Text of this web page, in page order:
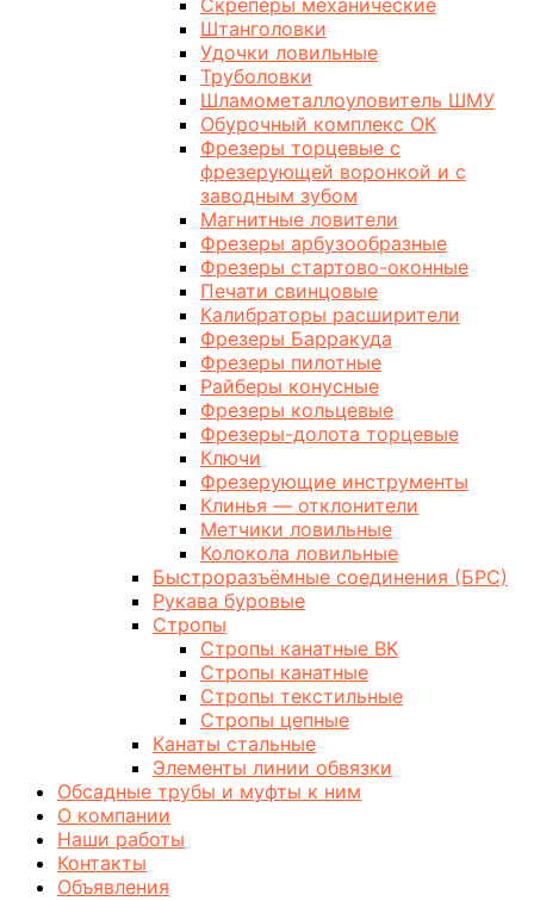
Скреперы механические
Штанголовки
Удочки ловильные
Труболовки
Шламометаллоуловитель ШМУ
Обурочный комплекс ОК
Фрезеры торцевые с
фрезерующей воронкой и с
заводным зубом
Магнитные ловители
Фрезеры арбузообразные
Фрезеры стартово-оконные
Печати свинцовые
Калибраторы расширители
Фрезеры Барракуда
Фрезеры пилотные
Райберы конусные
Фрезеры кольцевые
Фрезеры-долота торцевые
Ключи
Фрезерующие инструменты
Клинья — отклонители
Метчики ловильные
Колокола ловильные
Быстроразъёмные соединения (БРС)
Рукава буровые
Стропы
Стропы канатные ВК
Стропы канатные
Стропы текстильные
Стропы цепные
Канаты стальные
Элементы линии обвязки
Обсадные трубы и муфты к ним
О компании
Наши работы
Контакты
Объявления